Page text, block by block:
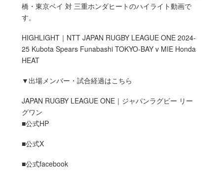
橋・東京ベイ 対 三重ホンダヒートのハイライト動画で
す。
HIGHLIGHT｜NTT JAPAN RUGBY LEAGUE ONE 2024-
25 Kubota Spears Funabashi TOKYO-BAY v MIE Honda
HEAT
▼出場メンバー・試合経過はこちら
JAPAN RUGBY LEAGUE ONE｜ジャパンラグビー リー
グワン
■公式HP
■公式X
■公式facebook